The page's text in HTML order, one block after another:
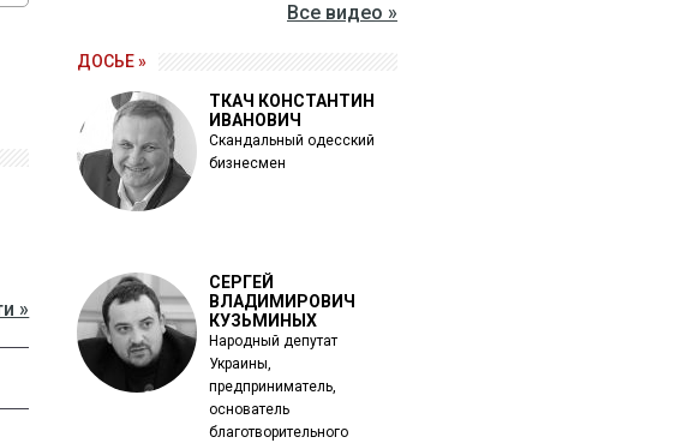
»
Все видео »
ДОСЬЕ »
ТКАЧ КОНСТАНТИН
ИВАНОВИЧ
Скандальный одесский
бизнесмен
СЕРГЕЙ
ВЛАДИМИРОВИЧ
КУЗЬМИНЫХ
Народный депутат
Украины,
предприниматель,
основатель
благотворительного